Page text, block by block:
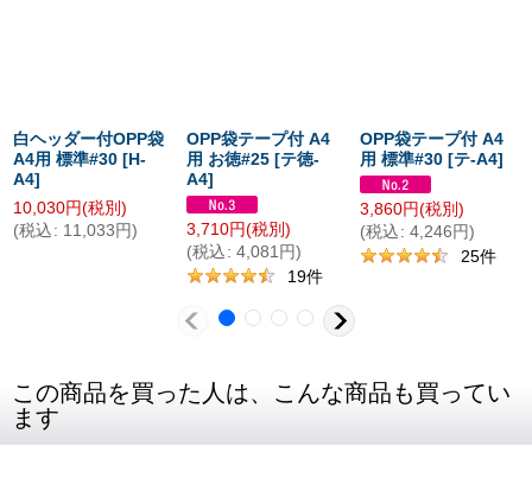
白ヘッダー付OPP袋
A4用 標準#30 [H-
A4]
10,030円(税別)
(税込 : 11,033 円)
OPP袋テープ付 A4
用 お徳#25 [テ徳-
A4]
3,710円(税別)
(税込 : 4,081 円)
19件
OPP袋テープ付 A4
用 標準#30 [テ-A4]
3,860円(税別)
(税込 : 4,246 円)
25件
この商品を買った人は、こんな商品も買ってい
ます